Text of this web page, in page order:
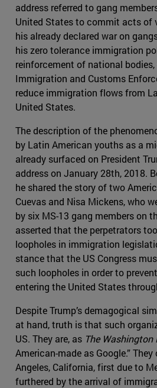
address referred to gang
United States to commit acts of
his already declared war on
his zero tolerance immigration
reinforcement of national
Immigration and Customs
reduce immigration flows from
United States.
The description of the
by Latin American youths as a
already surfaced on President
address on January 28th, 2018.
he shared the story of two
Cuevas and Nisa Mickens, who
by six MS-13 gang members on
asserted that the perpetrators
loopholes in immigration
stance that the US Congress
such loopholes in order to
entering the United States
Despite Trump’s demagogical
at hand, truth is that such
US. They are, as The Washington
American-made as Google.”
Angeles, California, first due to
furthered by the arrival of